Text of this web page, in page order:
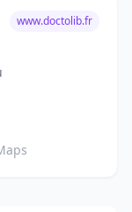
www.doctolib.fr